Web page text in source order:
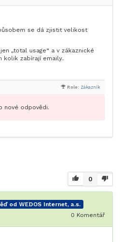
se dá zjistit velikost
„total usage“ a v zákaznické
kolik zabírají emaily..
Role: Zákazník
nové odpovědi.
0
od WEDOS Internet, a.s.
0 Komentář